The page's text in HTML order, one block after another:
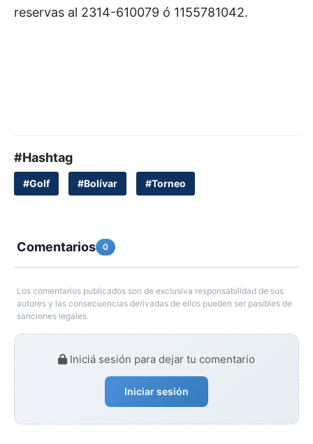
reservas al 2314-610079 ó 1155781042.
#Hashtag
#Golf #Bolívar #Torneo
Comentarios 0
Los comentarios publicados son de exclusiva responsabilidad de sus
autores y las consecuencias derivadas de ellos pueden ser pasibles de
sanciones legales.
Iniciá sesión para dejar tu comentario
Iniciar sesión